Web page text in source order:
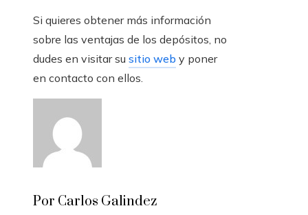
Si quieres obtener más información
sobre las ventajas de los depósitos, no
dudes en visitar su sitio web y poner
en contacto con ellos.
Por Carlos Galindez